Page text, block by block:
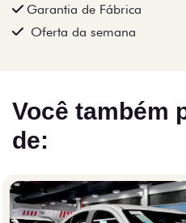
Garantia de Fábrica
Oferta da semana
Você também
de: